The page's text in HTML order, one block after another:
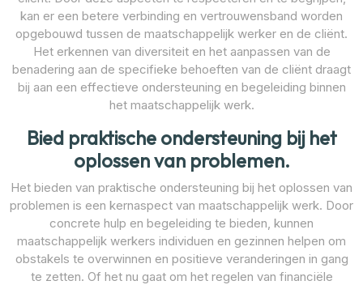
kan er een betere verbinding en vertrouwensband worden
opgebouwd tussen de maatschappelijk werker en de cliënt.
Het erkennen van diversiteit en het aanpassen van de
benadering aan de specifieke behoeften van de cliënt draagt
bij aan een effectieve ondersteuning en begeleiding binnen
het maatschappelijk werk.
Bied praktische ondersteuning bij het
oplossen van problemen.
Het bieden van praktische ondersteuning bij het oplossen van
problemen is een kernaspect van maatschappelijk werk. Door
concrete hulp en begeleiding te bieden, kunnen
maatschappelijk werkers individuen en gezinnen helpen om
obstakels te overwinnen en positieve veranderingen in gang
te zetten. Of het nu gaat om het regelen van financiële